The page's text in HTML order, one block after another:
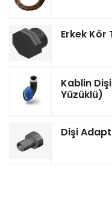
Erkek Kör
Kablin
Yüzüklü)
Dişi